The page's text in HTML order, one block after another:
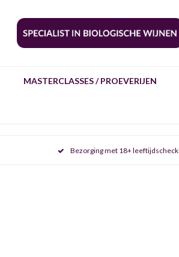
MASTERCLASSES / PROEVERIJEN
Bezorging met 18+ leeftijdscheck